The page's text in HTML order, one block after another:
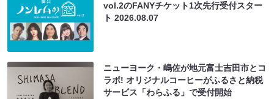
vol.2のFANYチケット1次先行受付スター
ト2026.08.07
ニューヨーク・嶋佐が地元富士吉田市とコ
ラボ! オリジナルコーヒーがふるさと納税
サービス「わらふる」で受付開始